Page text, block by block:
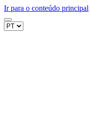
Ir para o conteúdo principal